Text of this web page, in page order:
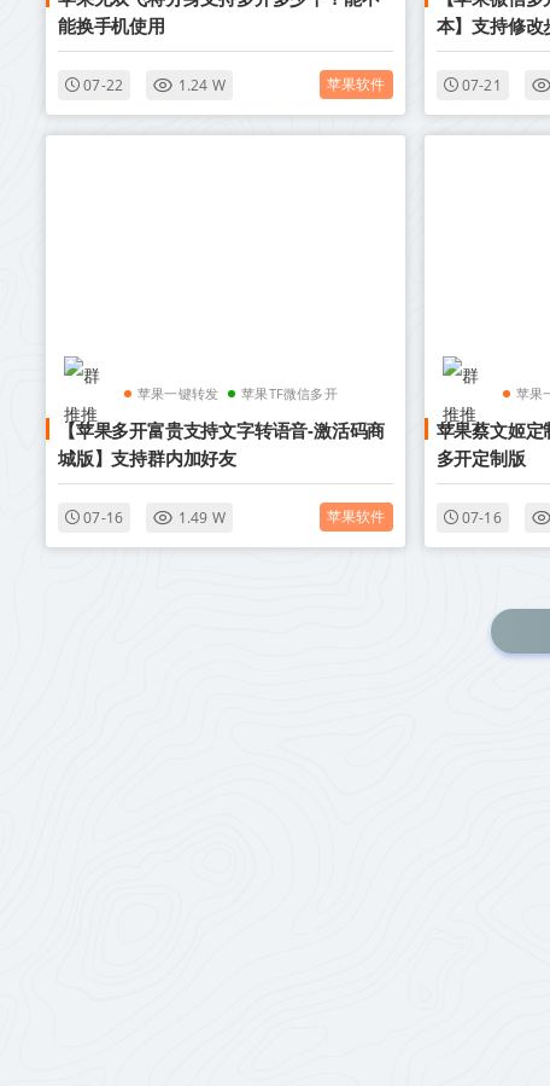
能换手机使用
07-22 1.24 W 苹果软件
本】支持修
07-21
苹果一键转发 苹果TF微信多开
【苹果多开富贵支持文字转语音-激活码商
城版】支持群内加好友
07-16 1.49 W 苹果软件
苹果
苹果蔡文姬定
多开定制版
07-16